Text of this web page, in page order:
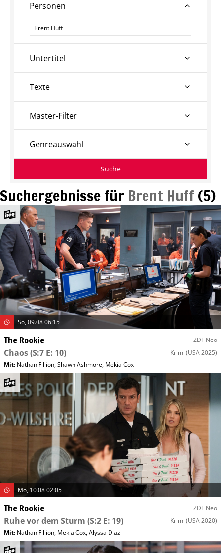
Suchergebnisse für Brent Huff (5)
So, 09.08 06:15
The Rookie ZDF Neo
Chaos(S:7 E: 10) Krimi (USA 2025)
Mit: Nathan Fillion,Shawn Ashmore, Mekia Cox
Mo, 10.08 02:05
The Rookie ZDF Neo
Ruhe vor dem Sturm (S:2 E: 19) Krimi (USA 2020)
Mit: Nathan Fillion, Mekia Cox,Alyssa Diaz
Personen
Personen
Untertitel
Texte
Master-Filter
Genreauswahl
Suche